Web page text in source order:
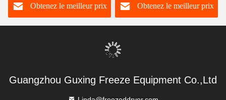
Obtenez le meilleur prix
Obtenez le meilleur prix
Guangzhou Guxing Freeze Equipment Co.,Ltd